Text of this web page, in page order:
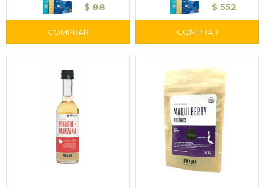
$ 88
$ 552